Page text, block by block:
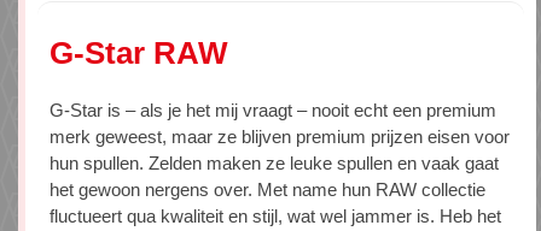
G-Star RAW
G-Star is – als je het mij vraagt – nooit echt een premium
merk geweest, maar ze blijven premium prijzen eisen voor
hun spullen. Zelden maken ze leuke spullen en vaak gaat
het gewoon nergens over. Met name hun RAW collectie
fluctueert qua kwaliteit en stijl, wat wel jammer is. Heb het